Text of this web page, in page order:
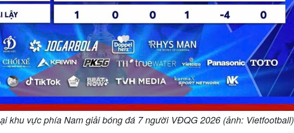
khu vực phía Nam giải bóng đá 7 người VĐQG 2026 (ảnh: Vietfootball)